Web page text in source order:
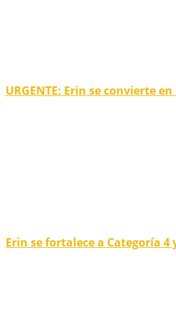
URGENTE: Erin se convierte
Erin se fortalece a Categoría